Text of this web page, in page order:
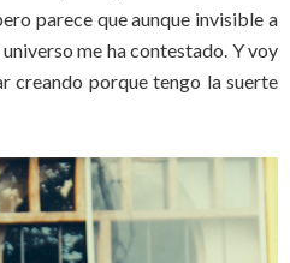
parece que aunque invisible a
me ha contestado. Y voy
creando porque tengo la suerte